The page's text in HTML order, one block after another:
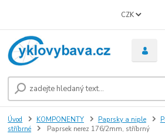
CZK
Úvod KOMPONENTY Paprsky a niple
stříbrné
Paprsek nerez 176/2mm, stříbrný